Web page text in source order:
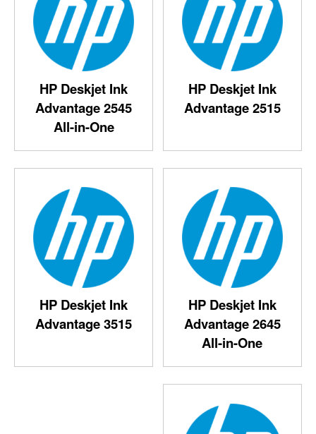
HP Deskjet Ink
Advantage 2515
HP Deskjet Ink
Advantage 2545
All-in-One
HP Deskjet Ink
Advantage 2645
All-in-One
HP Deskjet Ink
Advantage 3515